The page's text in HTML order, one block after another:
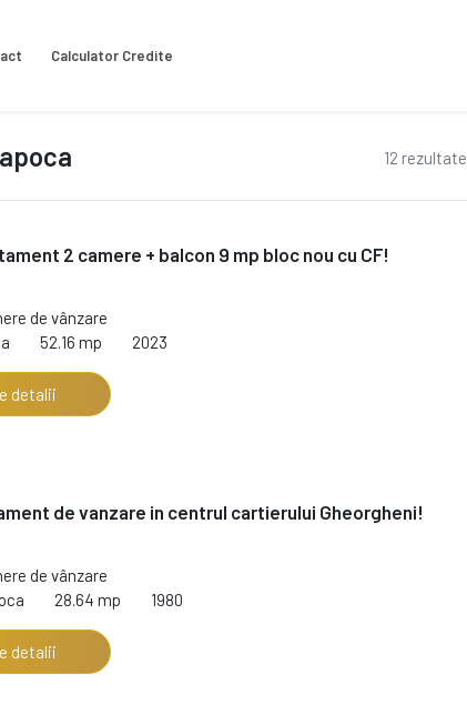
Calculator Credite
12 rezultate
2 camere + balcon 9 mp bloc nou cu CF!
de vânzare
52.16 mp 2023
detalii
de vanzare in centrul cartierului Gheorgheni!
de vânzare
28.64 mp 1980
detalii